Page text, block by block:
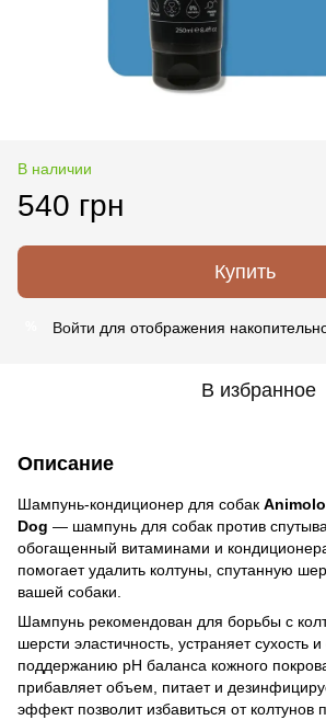
В наличии
540 грн
Купить
Войти для отображения
В избранное
Описание
Шампунь-кондиционер для собак
Dog — шампунь для собак против
обогащенный витаминами и
помогает удалить колтуны, спутанную
вашей собаки.
Шампунь рекомендован для борьбы с
шерсти эластичность, устраняет сухость и
поддержанию pH баланса кожного
прибавляет объем, питает и
эффект позволит избавиться от колтунов